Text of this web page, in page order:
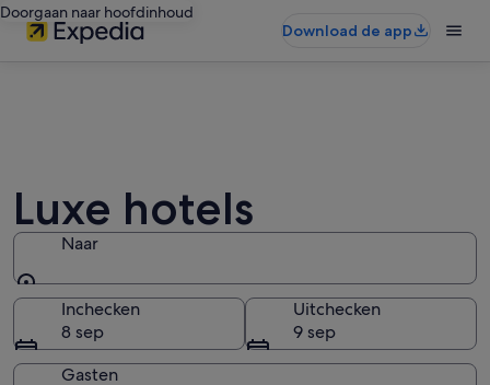
Doorgaan naar hoofdinhoud
Download de app
Luxe hotels
Naar
Naar
Inchecken
8 sep
Uitchecken
9 sep
Gasten